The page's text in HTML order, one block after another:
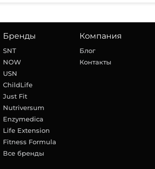
Бренды
SNT
NOW
USN
ChildLife
Just Fit
Nutriversum
Enzymedica
Life Extension
Fitness Formula
Все бренды
Компания
Блог
Контакты